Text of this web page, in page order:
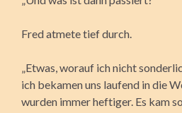
Fred atmete tief durch.
„Etwas, worauf ich nicht
ich bekamen uns laufend in die
wurden immer heftiger. Es kam